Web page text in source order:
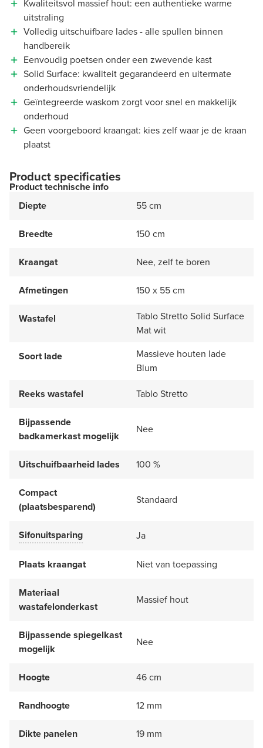
Kwaliteitsvol massief hout: een authentieke warme
uitstraling
Volledig uitschuifbare lades - alle spullen binnen
handbereik
Eenvoudig poetsen onder een zwevende kast
Solid Surface: kwaliteit gegarandeerd en uitermate
onderhoudsvriendelijk
Geïntegreerde waskom zorgt voor snel en makkelijk
onderhoud
Geen voorgeboord kraangat: kies zelf waar je de kraan
plaatst
Product specificaties
Product technische info
Diepte
55 cm
Breedte 150 cm
Kraangat Nee, zelf te boren
Afmetingen 150 x 55 cm
Wastafel
Tablo Stretto Solid Surface
Mat wit
Soort lade
Massieve houten lade
Blum
Reeks wastafel
Tablo Stretto
Bijpassende
badkamerkast mogelijk
Nee
Uitschuifbaarheid lades 100 %
Compact
(plaatsbesparend)
Standaard
Sifonuitsparing Ja
Plaats kraangat Niet van toepassing
Materiaal
wastafelonderkast
Massief hout
Bijpassende spiegelkast
mogelijk
Nee
Hoogte 46 cm
Randhoogte 12 mm
Dikte panelen 19 mm